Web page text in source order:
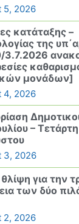
5, 2026
κατάταξης –
της
3.7.2026
μονάδων]
4, 2026
–
3, 2026
για την
των δύο
2, 2026